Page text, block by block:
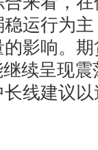
运行为
影响。
续呈现
线建议